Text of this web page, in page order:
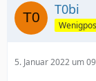
T0bi
5. Januar 2022 um